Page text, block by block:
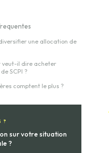
une allocation de
veut-il dire acheter
SCPI ?
comptent le plus ?
?
sur votre situation
?